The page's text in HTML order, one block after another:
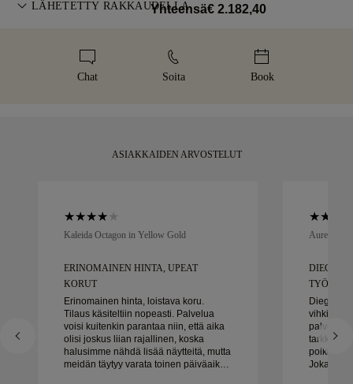
Yhteensä€ 2.182,40
kaikki toimitusongelmat. Tiettyjen arvokkaiden tuotteiden
Amit tai Brinks. Jos et ole täysin tyytyväinen ostoosi, voit
maksuttoman koon muutoksen 60 päivän kuluessa
LÄHETETTY RAKKAUDELLA
toimitetaan tunnusomaisessa keltaisessa rasiassamme,
Chat Soita Book
ASIAKKAIDEN ARVOSTELUT
Kaleida Octagon in Yellow Gold
ERINOMAINEN HINTA, UPEAT
KORUT
Erinomainen hinta, loistava koru.
Tilaus käsiteltiin nopeasti. Palvelua
voisi kuitenkin parantaa niin, että aika
olisi joskus liian rajallinen, koska
halusimme nähdä lisää näytteitä, mutta
meidän täytyy varata toinen päiväaika.
Aurelle in
DIEGO
Diego oli
Jokainen